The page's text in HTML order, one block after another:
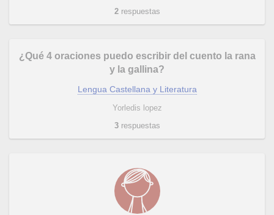
2respuestas
¿Qué 4 oraciones puedo escribir del cuento la rana
y la gallina?
Lengua Castellana y Literatura
Yorledis lopez
3respuestas